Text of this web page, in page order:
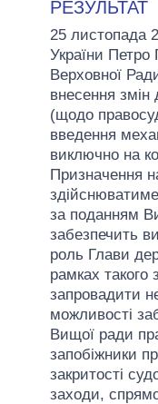
РЕЗУЛЬТАТ
25 листопада
України
Верховної
внесення змін
(щодо
введення
виключно на
Призначення
за поданням
забезпечить
роль Глави
рамках такого
запровадити
можливості
Вищої ради
запобіжники
закритості
заходи,